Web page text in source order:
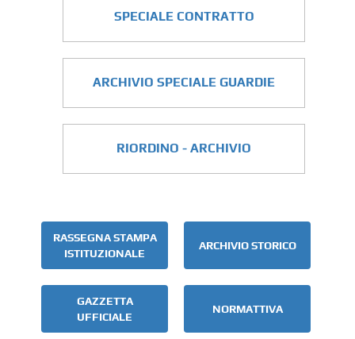
SPECIALE CONTRATTO
ARCHIVIO SPECIALE GUARDIE
RIORDINO - ARCHIVIO
RASSEGNA STAMPA
ISTITUZIONALE
ARCHIVIO STORICO
GAZZETTA
UFFICIALE
NORMATTIVA